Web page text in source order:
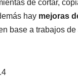
de cortar,
hay mejoras
base a trabajos